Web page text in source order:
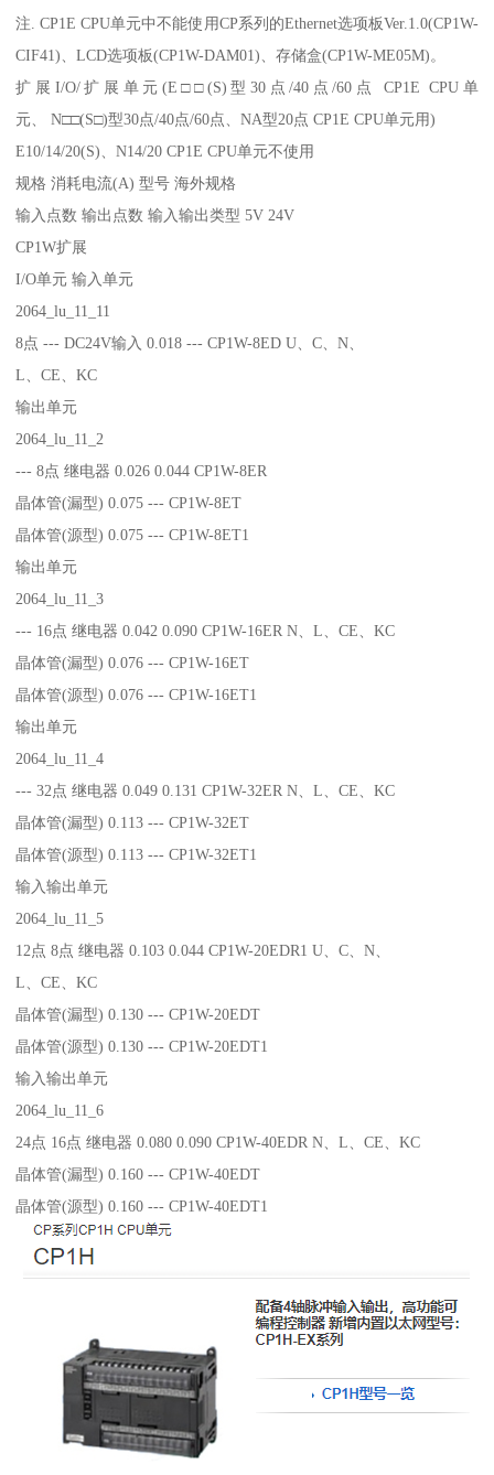
注. CP1E CPU单元中不能使用CP系列的Ethernet选项板Ver.1.0(CP1W-
CIF41)、LCD选项板(CP1W-DAM01)、存储盒(CP1W-ME05M)。
扩展I/O/扩展单元(E□□(S)型30点/40点/60点 CP1E CPU单
元、 N□□(S□)型30点/40点/60点、NA型20点 CP1E CPU单元用)
E10/14/20(S)、N14/20 CP1E CPU单元不使用
规格 消耗电流(A) 型号 海外规格
输入点数 输出点数 输入输出类型 5V 24V
CP1W扩展
I/O单元 输入单元
2064_lu_11_11
8点 --- DC24V输入 0.018 --- CP1W-8ED U、C、N、
L、CE、KC
输出单元
2064_lu_11_2
--- 8点 继电器 0.026 0.044 CP1W-8ER
晶体管(漏型) 0.075 --- CP1W-8ET
晶体管(源型) 0.075 --- CP1W-8ET1
输出单元
2064_lu_11_3
--- 16点 继电器 0.042 0.090 CP1W-16ER N、L、CE、KC
晶体管(漏型) 0.076 --- CP1W-16ET
晶体管(源型) 0.076 --- CP1W-16ET1
输出单元
2064_lu_11_4
--- 32点 继电器 0.049 0.131 CP1W-32ER N、L、CE、KC
晶体管(漏型) 0.113 --- CP1W-32ET
晶体管(源型) 0.113 --- CP1W-32ET1
输入输出单元
2064_lu_11_5
12点 8点 继电器 0.103 0.044 CP1W-20EDR1 U、C、N、
L、CE、KC
晶体管(漏型) 0.130 --- CP1W-20EDT
晶体管(源型) 0.130 --- CP1W-20EDT1
输入输出单元
2064_lu_11_6
24点 16点 继电器 0.080 0.090 CP1W-40EDR N、L、CE、KC
晶体管(漏型) 0.160 --- CP1W-40EDT
晶体管(源型) 0.160 --- CP1W-40EDT1